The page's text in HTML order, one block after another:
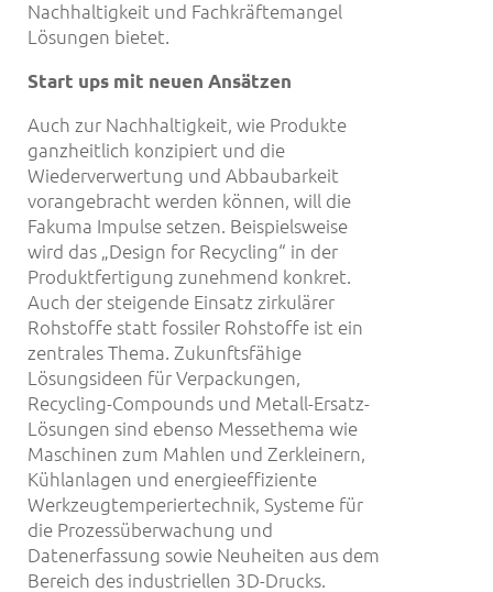
Nachhaltigkeit und Fachkräftemangel
Lösungen bietet.
Start ups mit neuen Ansätzen
Auch zur Nachhaltigkeit, wie Produkte
ganzheitlich konzipiert und die
Wiederverwertung und Abbaubarkeit
vorangebracht werden können, will die
Fakuma Impulse setzen. Beispielsweise
wird das „Design for Recycling“ in der
Produktfertigung zunehmend konkret.
Auch der steigende Einsatz zirkulärer
Rohstoffe statt fossiler Rohstoffe ist ein
zentrales Thema. Zukunftsfähige
Lösungsideen für Verpackungen,
Recycling-Compounds und Metall-Ersatz-
Lösungen sind ebenso Messethema wie
Maschinen zum Mahlen und Zerkleinern,
Kühlanlagen und energieeffiziente
Werkzeugtemperiertechnik, Systeme für
die Prozessüberwachung und
Datenerfassung sowie Neuheiten aus dem
Bereich des industriellen 3D-Drucks.